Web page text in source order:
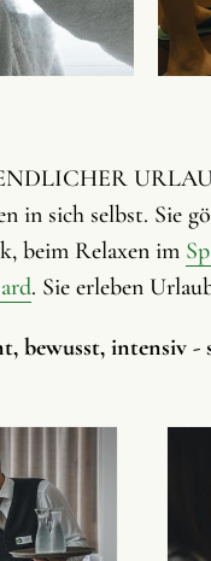
in sich selbst. Sie
beim Relaxen im
. Sie erleben
bewusst, intensiv